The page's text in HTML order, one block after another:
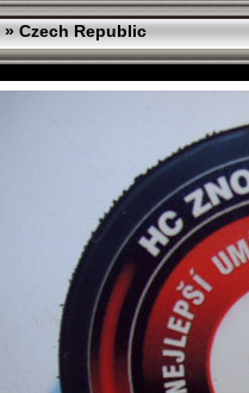
» Czech Republic